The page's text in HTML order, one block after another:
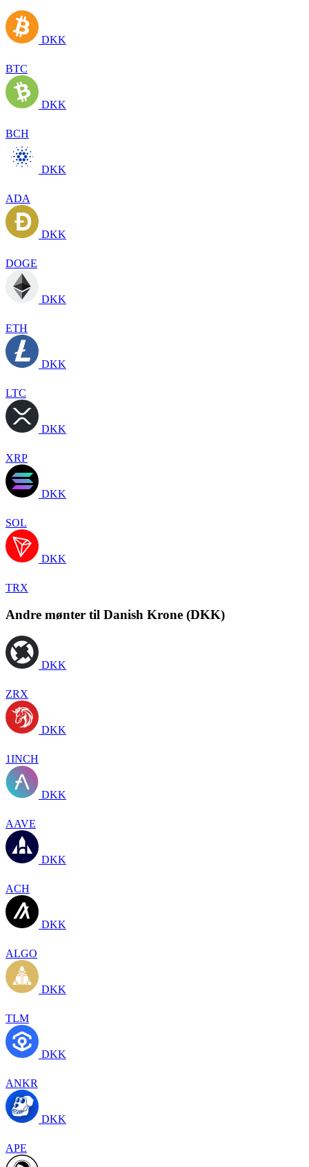
DKK
BTC
DKK
BCH
DKK
ADA
DKK
DOGE
DKK
ETH
DKK
LTC
DKK
XRP
DKK
SOL
DKK
TRX
Andre mønter til Danish Krone (DKK)
DKK
ZRX
DKK
1INCH
DKK
AAVE
DKK
ACH
DKK
ALGO
DKK
TLM
DKK
ANKR
DKK
APE